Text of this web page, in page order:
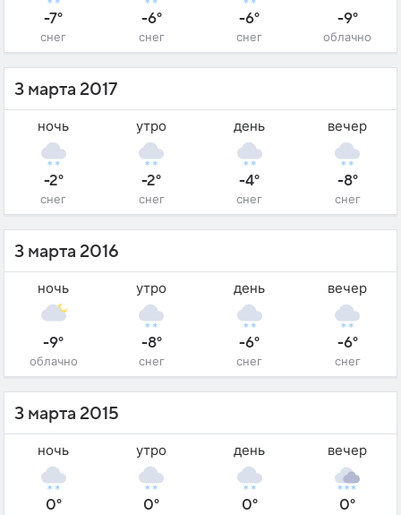
-7°
снег
-6°
снег
-6°
снег
-9°
облачно
3 марта 2017
ночь
-2°
снег
утро
-2°
снег
день
-4°
снег
вечер
-8°
снег
3 марта 2016
ночь
-9°
облачно
утро
-8°
снег
день
-6°
снег
вечер
-6°
снег
3 марта 2015
ночь
0°
утро
0°
день
0°
вечер
0°